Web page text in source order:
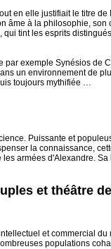
en elle justifiait le titre
âme à la philosophie,
tint les esprits
exemple Synésios de
un environnement de
toujours mythifiée …
Puissante et
la connaissance,
armées d'Alexandre.
et théâtre
et commercial
populations